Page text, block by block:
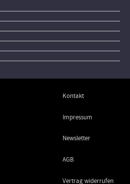
Kontakt
Impressum
Newsletter
AGB
Vertrag widerrufen